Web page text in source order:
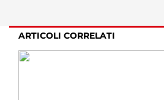
ARTICOLI CORRELATI